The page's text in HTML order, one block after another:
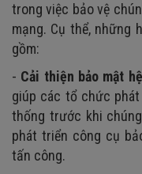
trong việc bảo vệ
mạng. Cụ thể, những
gồm:
- Cải thiện bảo mật
giúp các tổ chức
thống trước khi
phát triển công cụ
tấn công.